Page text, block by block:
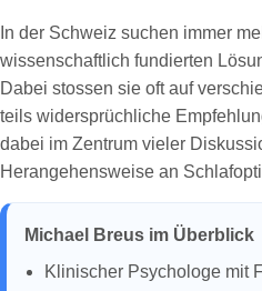
In der Schweiz suchen immer
wissenschaftlich fundierten
Dabei stossen sie oft auf
teils widersprüchliche
dabei im Zentrum vieler
Herangehensweise an
Michael Breus im Überblick
Klinischer Psychologe mit